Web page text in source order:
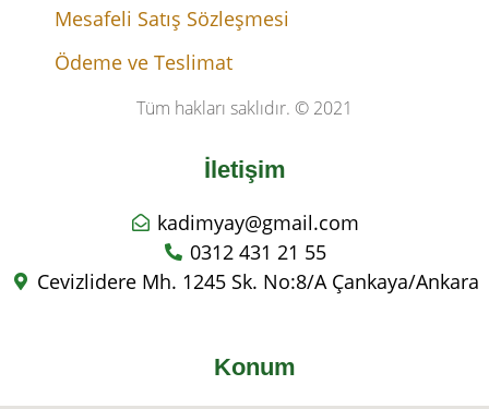
Mesafeli Satış Sözleşmesi
Ödeme ve Teslimat
Tüm hakları saklıdır. © 2021
İletişim
kadimyay@gmail.com
0312 431 21 55
Cevizlidere Mh. 1245 Sk. No:8/A Çankaya/Ankara
Konum